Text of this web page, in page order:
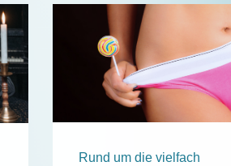
Rund um die vielfach